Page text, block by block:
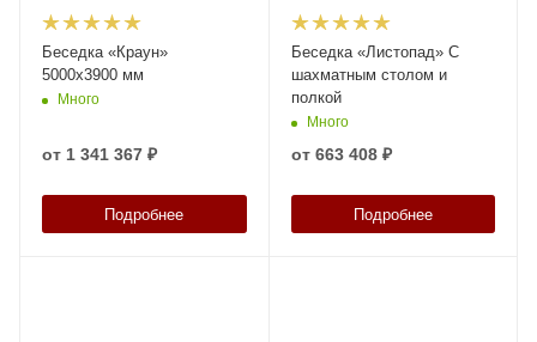
Беседка «Краун»
5000x3900 мм
Много
от 1 341 367 ₽
Подробнее
Беседка «Листопад» С
шахматным столом и
полкой
Много
от 663 408 ₽
Подробнее